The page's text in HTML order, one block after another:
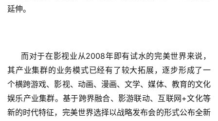
游
茶
原
创
延伸。
而对于在影视业从2008年即有试水的完美世界来说，
其产业集群的业务模式已经有了较大拓展，逐步形成了一
个横跨游戏、影视、动画、漫画、文学、媒体、教育的文化
娱乐产业集群。基于跨界融合、影游联动、互联网 +文化等
新的时代特征，完美世界选择以战略发布会的形式公布全新